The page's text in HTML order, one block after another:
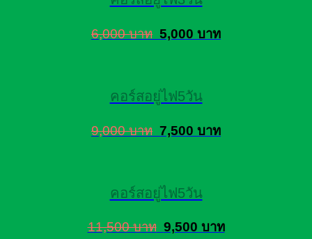
6,000 บาท 5,000 บาท
คอร์สอยู่ไฟ5วัน
9,000 บาท 7,500 บาท
คอร์สอยู่ไฟ5วัน
11,500 บาท 9,500 บาท